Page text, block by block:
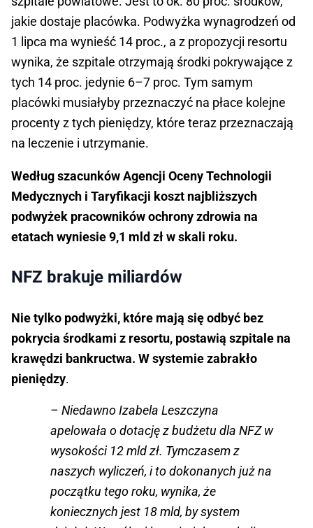
jakie dostaje placówka. Podwyżka wynagrodzeń od
1 lipca ma wynieść 14 proc., a z propozycji resortu
wynika, że szpitale otrzymają środki pokrywające z
tych 14 proc. jedynie 6–7 proc. Tym samym
placówki musiałyby przeznaczyć na płace kolejne
procenty z tych pieniędzy, które teraz przeznaczają
na leczenie i utrzymanie.
Według szacunków Agencji Oceny Technologii
Medycznych i Taryfikacji koszt najbliższych
podwyżek pracowników ochrony zdrowia na
etatach wyniesie 9,1 mld zł w skali roku.
NFZ brakuje miliardów
Nie tylko podwyżki, które mają się odbyć bez
pokrycia środkami z resortu, postawią szpitale na
krawędzi bankructwa. W systemie zabrakło
pieniędzy.
– Niedawno Izabela Leszczyna
apelowała o dotację z budżetu dla NFZ w
wysokości 12 mld zł. Tymczasem z
naszych wyliczeń, i to dokonanych już na
początku tego roku, wynika, że
koniecznych jest 18 mld, by system